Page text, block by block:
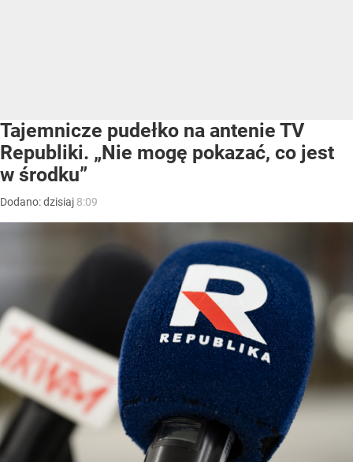
Tajemnicze pudełko na antenie TV
Republiki. „Nie mogę pokazać, co jest
w środku”
Dodano:dzisiaj 8:09